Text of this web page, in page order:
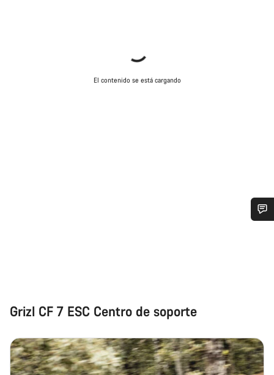
El contenido se está cargando
Grizl CF 7 ESC Centro de soporte
Abrir chat
Cerrar